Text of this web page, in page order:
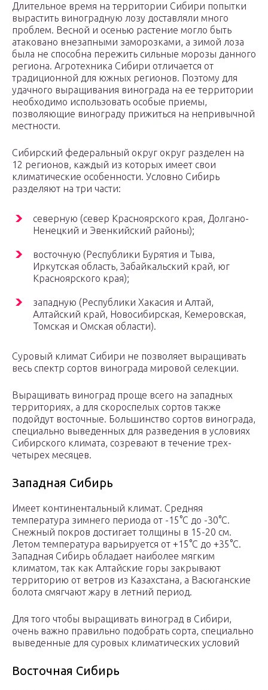
Длительное время на территории Сибири попытки
вырастить виноградную лозу доставляли много
проблем. Весной и осенью растение могло быть
атаковано внезапными заморозками, а зимой лоза
была не способна пережить сильные морозы данного
региона. Агротехника Сибири отличается от
традиционной для южных регионов. Поэтому для
удачного выращивания винограда на ее территории
необходимо использовать особые приемы,
позволяющие винограду прижиться на непривычной
местности.
Сибирский федеральный округ округ разделен на
12 регионов, каждый из которых имеет свои
климатические особенности. Условно Сибирь
разделяют на три части:
северную (север Красноярского края, Долгано-
Ненецкий и Эвенкийский районы);
восточную (Республики Бурятия и Тыва,
Иркутская область, Забайкальский край, юг
Красноярского края);
западную (Республики Хакасия и Алтай,
Алтайский край, Новосибирская, Кемеровская,
Томская и Омская области).
Суровый климат Сибири не позволяет выращивать
весь спектр сортов винограда мировой селекции.
Выращивать виноград проще всего на западных
территориях, а для скороспелых сортов также
подойдут восточные. Большинство сортов винограда,
специально выведенных для разведения в условиях
Сибирского климата, созревают в течение трех-
четырех месяцев.
Западная Сибирь
Имеет континентальный климат. Средняя
температура зимнего периода от -15°С до -30°С.
Снежный покров достигает толщины в 15-20 см.
Летом температура варьируется от +15°С до +35°С.
Западная Сибирь обладает наиболее мягким
климатом, так как Алтайские горы закрывают
территорию от ветров из Казахстана, а Васюганские
болота смягчают жару в летний период.
Для того чтобы выращивать виноград в Сибири,
очень важно правильно подобрать сорта, специально
выведенные для суровых климатических условий
Восточная Сибирь